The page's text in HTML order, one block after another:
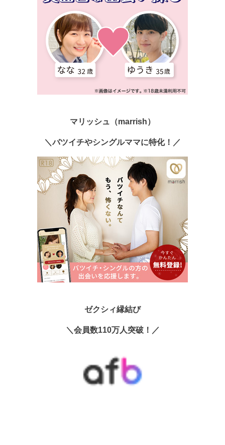
マリッシュ（marrish）
＼バツイチやシングルママに特化！／
ゼクシィ縁結び
＼会員数110万人突破！／